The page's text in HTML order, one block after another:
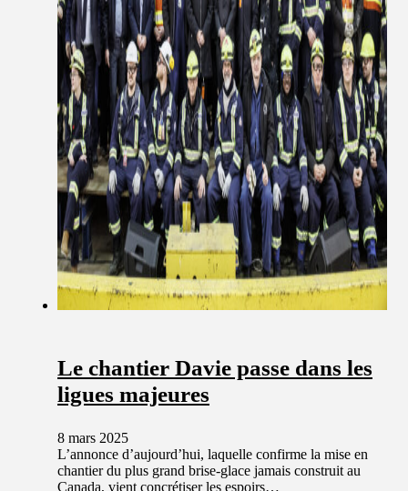
Le chantier Davie passe dans les
ligues majeures
8 mars 2025
L’annonce d’aujourd’hui, laquelle confirme la mise en
chantier du plus grand brise-glace jamais construit au
Canada, vient concrétiser les espoirs…